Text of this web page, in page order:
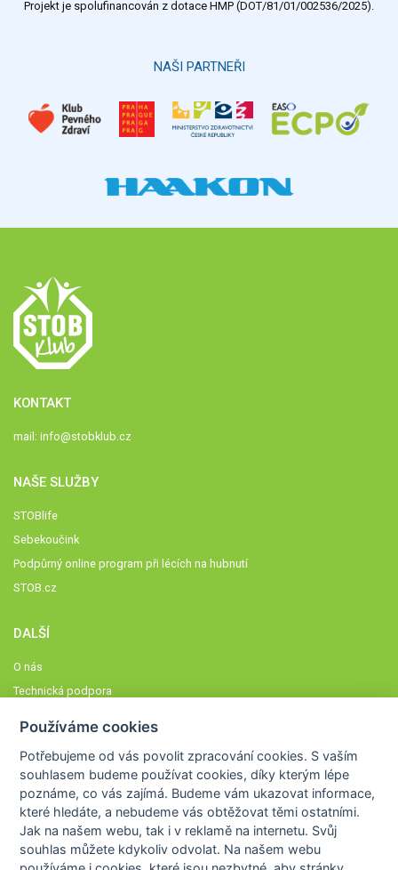
Projekt je spolufinancován z dotace HMP (DOT/81/01/002536/2025).
NAŠI PARTNEŘI
KONTAKT
mail: info@stobklub.cz
NAŠE SLUŽBY
STOBlife
Sebekoučink
Podpůrný online program při lécích na hubnutí
STOB.cz
DALŠÍ
O nás
Technická podpora
Členové STOBklubu
Zásady nakládání s osobními údaji
Otestujte se
Spočítejte si
Výzva 52
Používáme cookies
Potřebujeme od vás povolit zpracování cookies. S vaším
souhlasem budeme používat cookies, díky kterým lépe
poznáme,co vás zajímá. Budeme vám ukazovat informace,
které hledáte, a nebudeme vás obtěžovat těmi ostatními.
Jak na našem webu, tak i v reklamě na internetu. Svůj
souhlas můžete kdykoliv odvolat. Na našem webu